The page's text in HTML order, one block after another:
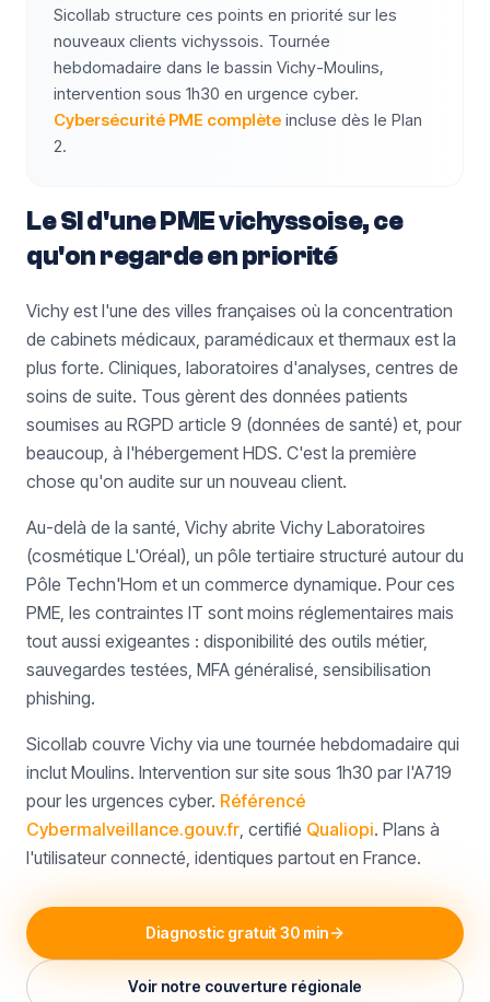
Sicollab structure ces points en priorité sur les
nouveaux clients vichyssois. Tournée
hebdomadaire dans le bassin Vichy-Moulins,
intervention sous 1h30 en urgence cyber.
Cybersécurité PME complète incluse dès le Plan
2.
Le SI d'une PME vichyssoise, ce
qu'on regarde en priorité
Vichy est l'une des villes françaises où la concentration
de cabinets médicaux, paramédicaux et thermaux est la
plus forte. Cliniques, laboratoires d'analyses, centres de
soins de suite. Tous gèrent des données patients
soumises au RGPD article 9 (données de santé) et, pour
beaucoup, à l'hébergement HDS. C'est la première
chose qu'on audite sur un nouveau client.
Au-delà de la santé, Vichy abrite Vichy Laboratoires
(cosmétique L'Oréal), un pôle tertiaire structuré autour du
Pôle Techn'Hom et un commerce dynamique. Pour ces
PME, les contraintes IT sont moins réglementaires mais
tout aussi exigeantes : disponibilité des outils métier,
sauvegardes testées, MFA généralisé, sensibilisation
phishing.
Sicollab couvre Vichy via une tournée hebdomadaire qui
inclut Moulins. Intervention sur site sous 1h30 par l'A719
pour les urgences cyber. Référencé
Cybermalveillance.gouv.fr, certifié Qualiopi. Plans à
l'utilisateur connecté, identiques partout en France.
Diagnostic gratuit 30 min
Voir notre couverture régionale